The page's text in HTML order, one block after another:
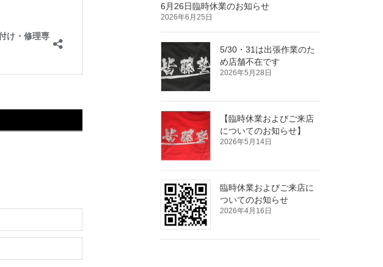
6月26日臨時休業のお知らせ
2026年6月25日
5/30・31は出張作業のた
め店舗不在です
2026年5月28日
【臨時休業およびご来店
についてのお知らせ】
2026年5月14日
臨時休業およびご来店に
ついてのお知らせ
2026年4月16日